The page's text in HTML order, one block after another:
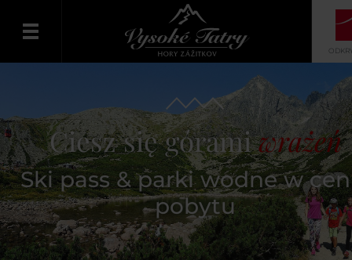
Ciesz się góramiwrażeń
Ski pass & parki wodne w
pobytu